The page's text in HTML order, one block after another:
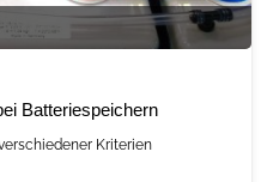
Batteriespeichern
Kriterien